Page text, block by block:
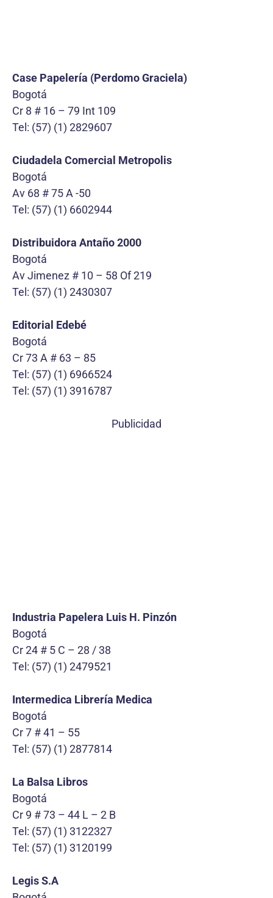
Case Papelería (Perdomo Graciela)
Bogotá
Cr 8 # 16 – 79 Int 109
Tel: (57) (1) 2829607
Ciudadela Comercial Metropolis
Bogotá
Av 68 # 75 A -50
Tel: (57) (1) 6602944
Distribuidora Antaño 2000
Bogotá
Av Jimenez # 10 – 58 Of 219
Tel: (57) (1) 2430307
Editorial Edebé
Bogotá
Cr 73 A # 63 – 85
Tel: (57) (1) 6966524
Tel: (57) (1) 3916787
Publicidad
Industria Papelera Luis H. Pinzón
Bogotá
Cr 24 # 5 C – 28 / 38
Tel: (57) (1) 2479521
Intermedica Librería Medica
Bogotá
Cr 7 # 41 – 55
Tel: (57) (1) 2877814
La Balsa Libros
Bogotá
Cr 9 # 73 – 44 L – 2 B
Tel: (57) (1) 3122327
Tel: (57) (1) 3120199
Legis S.A